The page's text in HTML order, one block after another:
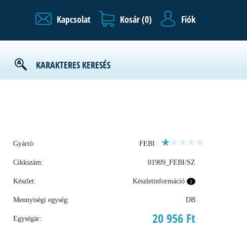
Kapcsolat Kosár (0) Fiók
KARAKTERES KERESÉS
Gyártó: FEBI
Cikkszám: 01909_FEBI/SZ
Készlet: Készletinformáció i
Mennyiségi egység: DB
Egységár: 20 956 Ft